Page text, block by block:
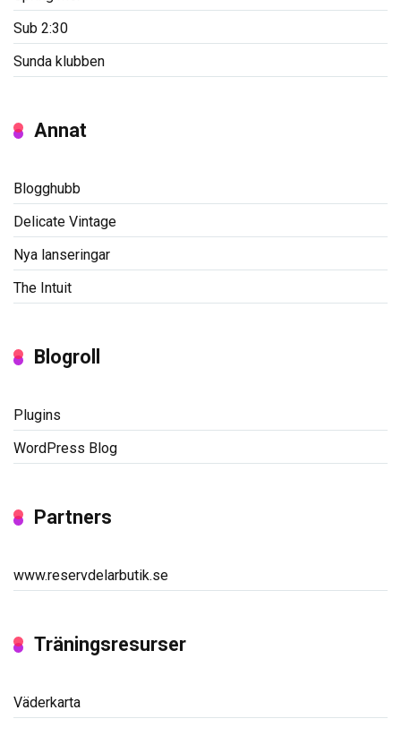
Sub 2:30
Sunda klubben
Annat
Blogghubb
Delicate Vintage
Nya lanseringar
The Intuit
Blogroll
Plugins
WordPress Blog
Partners
www.reservdelarbutik.se
Träningsresurser
Väderkarta